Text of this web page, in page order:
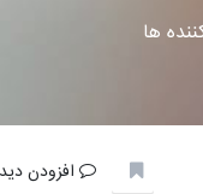
ها
افزودن